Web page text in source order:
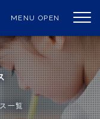
MENU OPEN
一覧